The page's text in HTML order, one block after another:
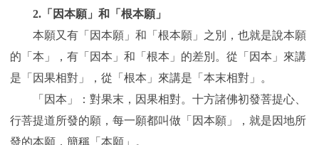
2.「因本願」和「根本願」
本願又有「因本願」和「根本願」之別，也就是說本願
的「本」，有「因本」和「根本」的差別。從「因本」來講
是「因果相對」，從「根本」來講是「本末相對」。
「因本」：對果末，因果相對。十方諸佛初發菩提心、
行菩提道所發的願，每一願都叫做「因本願」，就是因地所
發的本願，簡稱「本願」。